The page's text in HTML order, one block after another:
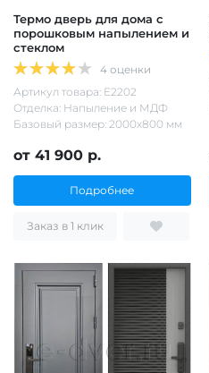
Термо дверь для дома с
порошковым напылением и
стеклом
4 оценки
Артикул товара: Е2202
Отделка: Напыление и МДФ
Базовый размер: 2000х800 мм
от 41 900 р.
Подробнее
Заказ в 1 клик